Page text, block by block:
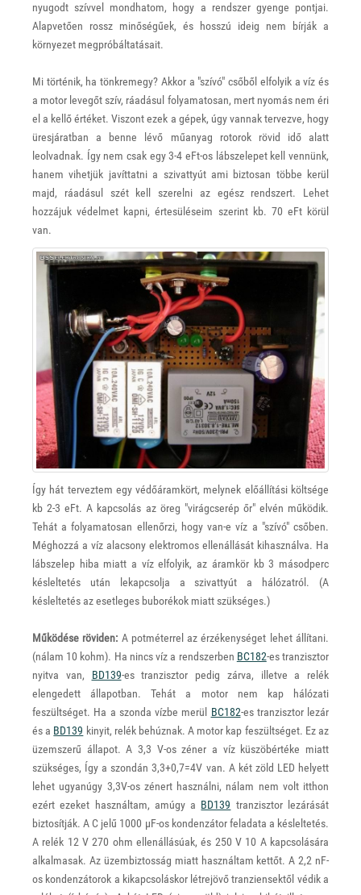
nyugodt szívvel mondhatom, hogy a rendszer gyenge pontjai.
Alapvetően rossz minőségűek, és hosszú ideig nem bírják a
környezet megpróbáltatásait.
Mi történik, ha tönkremegy? Akkor a "szívó" csőből elfolyik a víz és
a motor levegőt szív, ráadásul folyamatosan, mert nyomás nem éri
el a kellő értéket. Viszont ezek a gépek, úgy vannak tervezve, hogy
üresjáratban a benne lévő műanyag rotorok rövid idő alatt
leolvadnak. Így nem csak egy 3-4 eFt-os lábszelepet kell vennünk,
hanem vihetjük javíttatni a szivattyút ami biztosan többe kerül
majd, ráadásul szét kell szerelni az egész rendszert. Lehet
hozzájuk védelmet kapni, értesüléseim szerint kb. 70 eFt körül
van.
Így hát terveztem egy védőáramkört, melynek előállítási költsége
kb 2-3 eFt. A kapcsolás az öreg "virágcserép őr" elvén működik.
Tehát a folyamatosan ellenőrzi, hogy van-e víz a "szívó" csőben.
Méghozzá a víz alacsony elektromos ellenállását kihasználva. Ha
lábszelep hiba miatt a víz elfolyik, az áramkör kb 3 másodperc
késleltetés után lekapcsolja a szivattyút a hálózatról. (A
késleltetés az esetleges buborékok miatt szükséges.)
Működése röviden: A potméterrel az érzékenységet lehet állítani.
(nálam 10 kohm). Ha nincs víz a rendszerben BC182-es tranzisztor
nyitva van, BD139-es tranzisztor pedig zárva, illetve a relék
elengedett állapotban. Tehát a motor nem kap hálózati
feszültséget. Ha a szonda vízbe merül BC182-es tranzisztor lezár
és a BD139 kinyit, relék behúznak. A motor kap feszültséget. Ez az
üzemszerű állapot. A 3,3 V-os zéner a víz küszöbértéke miatt
szükséges, Így a szondán 3,3+0,7=4V van. A két zöld LED helyett
lehet ugyanúgy 3,3V-os zénert használni, nálam nem volt itthon
ezért ezeket használtam, amúgy a BD139 tranzisztor lezárását
biztosítják. A C jelű 1000 μF-os kondenzátor feladata a késleltetés.
A relék 12 V 270 ohm ellenállásúak, és 250 V 10 A kapcsolására
alkalmasak. Az üzembiztosság miatt használtam kettőt. A 2,2 nF-
os kondenzátorok a kikapcsoláskor létrejövő tranziensektől védik a